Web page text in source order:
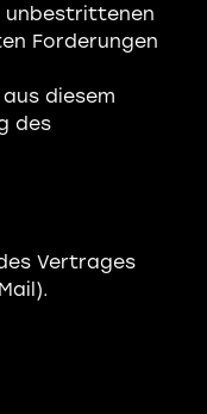
unbestrittenen
Forderungen
diesem
des
Vertrages